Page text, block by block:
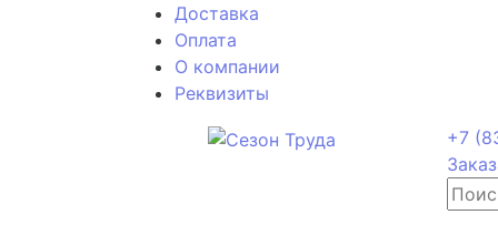
Доставка
Оплата
О компании
Реквизиты
+7